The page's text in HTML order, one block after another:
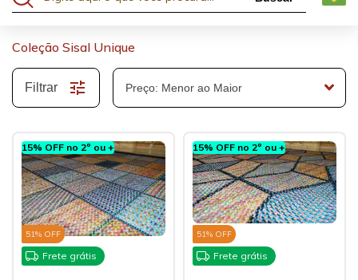
Coleção Sisal Unique
Filtrar
15% OFF no 2º ou +
51% OFF
Frete grátis
15% OFF no 2º ou +
51% OFF
Frete grátis